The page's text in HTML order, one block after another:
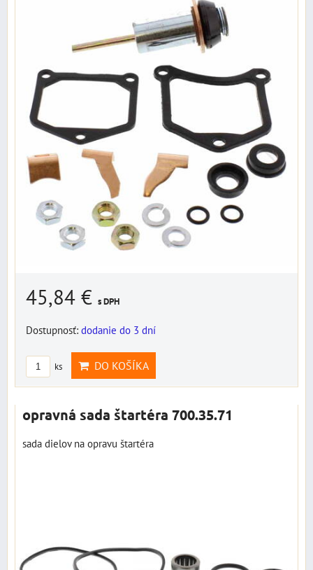
45,84 € s DPH
Dostupnosť: dodanie do 3 dní
ks DO KOŠÍKA
opravná sada štartéra 700.35.71
sada dielov na opravu štartéra